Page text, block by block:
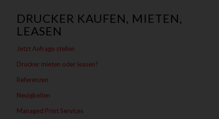
DRUCKER KAUFEN, MIETEN,
LEASEN
Jetzt Anfrage stellen
Drucker mieten oder leasen?
Referenzen
Neuigkeiten
Managed Print Services